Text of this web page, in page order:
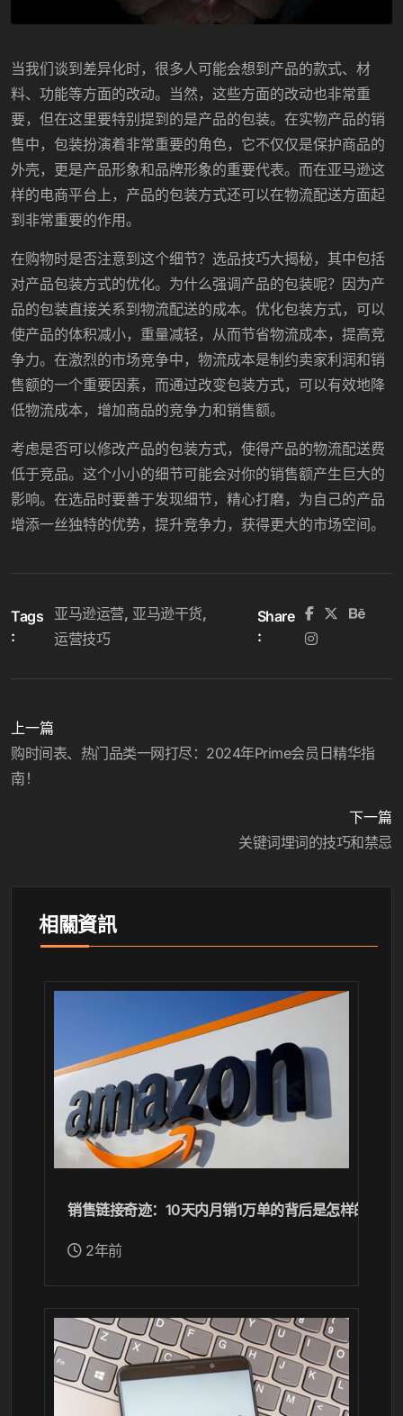
当我们谈到差异化时，很多人可能会想到产品的款式、材
料、功能等方面的改动。当然，这些方面的改动也非常重
要，但在这里要特别提到的是产品的包装。在实物产品的销
售中，包装扮演着非常重要的角色，它不仅仅是保护商品的
外壳，更是产品形象和品牌形象的重要代表。而在亚马逊这
样的电商平台上，产品的包装方式还可以在物流配送方面起
到非常重要的作用。
在购物时是否注意到这个细节？选品技巧大揭秘，其中包括
对产品包装方式的优化。为什么强调产品的包装呢？因为产
品的包装直接关系到物流配送的成本。优化包装方式，可以
使产品的体积减小，重量减轻，从而节省物流成本，提高竞
争力。在激烈的市场竞争中，物流成本是制约卖家利润和销
售额的一个重要因素，而通过改变包装方式，可以有效地降
低物流成本，增加商品的竞争力和销售额。
考虑是否可以修改产品的包装方式，使得产品的物流配送费
低于竞品。这个小小的细节可能会对你的销售额产生巨大的
影响。在选品时要善于发现细节，精心打磨，为自己的产品
增添一丝独特的优势，提升竞争力，获得更大的市场空间。
Tags
:
亚马逊运营 亚马逊干货
运营技巧
Share
:
上一篇
购时间表、热门品类一网打尽：2024年Prime会员日精华指
南！
下一篇
关键词埋词的技巧和禁忌
相關資訊
销售链接奇迹：10天内月销1万单的背后是怎样的努力
2年前